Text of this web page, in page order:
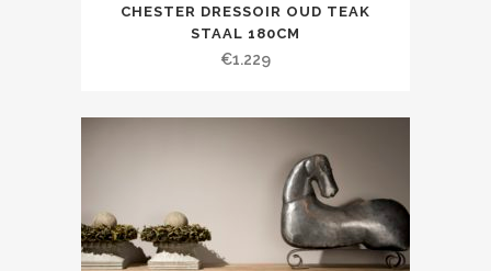
CHESTER DRESSOIR OUD TEAK
STAAL 180CM
€1.229